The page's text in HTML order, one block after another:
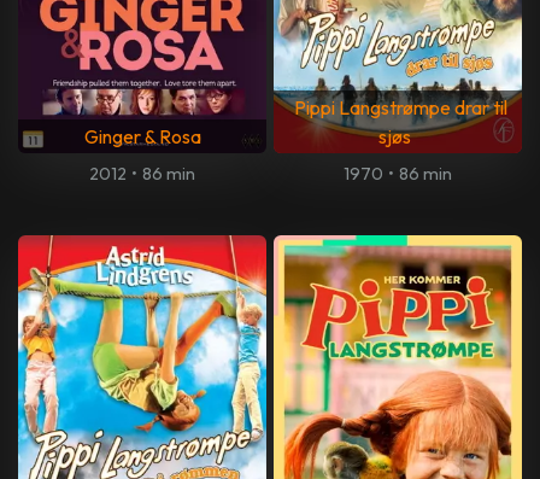
Ginger & Rosa
2012 • 86 min
Pippi Langstrømpe drar til
sjøs
1970 • 86 min